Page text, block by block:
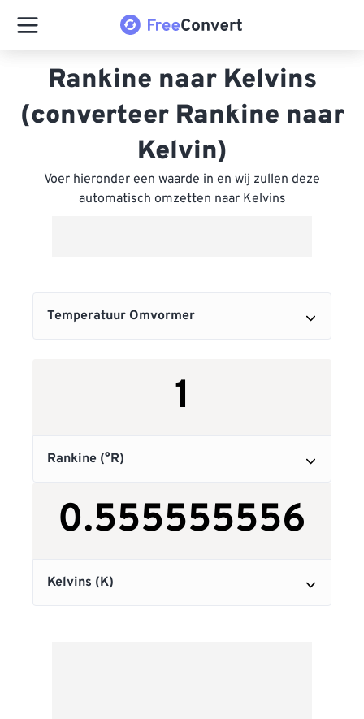
Rankine naar Kelvins
(converteer Rankine naar
Kelvin)
Voer hieronder een waarde in en wij zullen deze
automatisch omzetten naar Kelvins